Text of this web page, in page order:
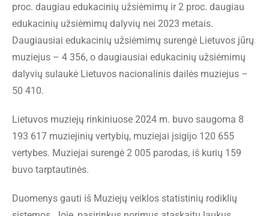
proc. daugiau edukacinių užsiėmimų ir 2 proc. daugiau
edukacinių užsiėmimų dalyvių nei 2023 metais.
Daugiausiai edukacinių užsiėmimų surengė Lietuvos jūrų
muziejus – 4 356, o daugiausiai edukacinių užsiėmimų
dalyvių sulaukė Lietuvos nacionalinis dailės muziejus –
50 410.
Lietuvos muziejų rinkiniuose 2024 m. buvo saugoma 8
193 617 muziejinių vertybių, muziejai įsigijo 120 655
vertybes. Muziejai surengė 2 005 parodas, iš kurių 159
buvo tarptautinės.
Duomenys gauti iš Muziejų veiklos statistinių rodiklių